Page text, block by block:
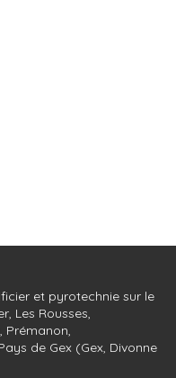
et pyrotechnie sur le
Les Rousses,
Prémanon,
de Gex (Gex, Divonne